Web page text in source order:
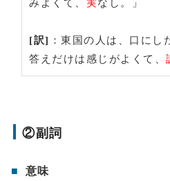
みよくて、 実なし。」
[訳] ：東国の人は、口に
答えだけは感じがよくて、
②副詞
■ 意味